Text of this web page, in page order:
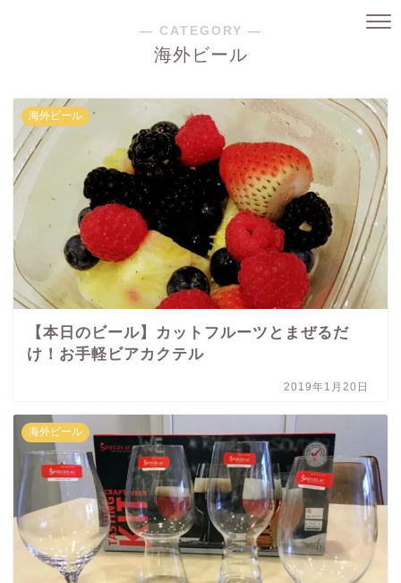
― CATEGORY ―
海外ビール
海外ビール
【本日のビール】カットフルーツとまぜるだ
け！お手軽ビアカクテル
2019年1月20日
海外ビール